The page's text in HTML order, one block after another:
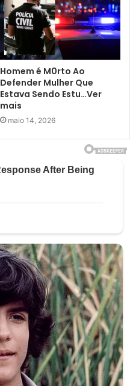
Homem é M0rto Ao
Defender Mulher Que
Estava Sendo Estu…Ver
mais
maio 14, 2026